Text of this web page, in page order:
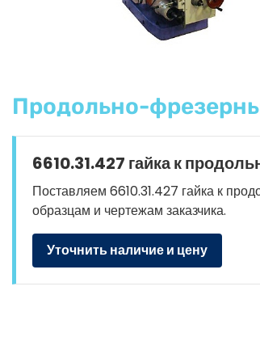
Продольно-
6610.31.427 гайка к
Поставляем 6610.31.427 гайка к
образцам и чертежам заказчика.
Уточнить наличие и цену